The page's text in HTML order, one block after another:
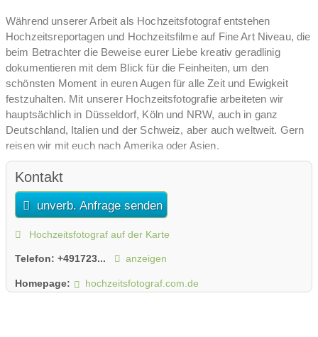
Während unserer Arbeit als Hochzeitsfotograf entstehen
Hochzeitsreportagen und Hochzeitsfilme auf Fine Art Niveau, die
beim Betrachter die Beweise eurer Liebe kreativ geradlinig
dokumentieren mit dem Blick für die Feinheiten, um den
schönsten Moment in euren Augen für alle Zeit und Ewigkeit
festzuhalten. Mit unserer Hochzeitsfotografie arbeiteten wir
hauptsächlich in Düsseldorf, Köln und NRW, auch in ganz
Deutschland, Italien und der Schweiz, aber auch weltweit. Gern
reisen wir mit euch nach Amerika oder Asien.
Kontakt
unverb. Anfrage senden
Hochzeitsfotograf auf der Karte
Telefon: +491723... anzeigen
Homepage: hochzeitsfotograf.com.de